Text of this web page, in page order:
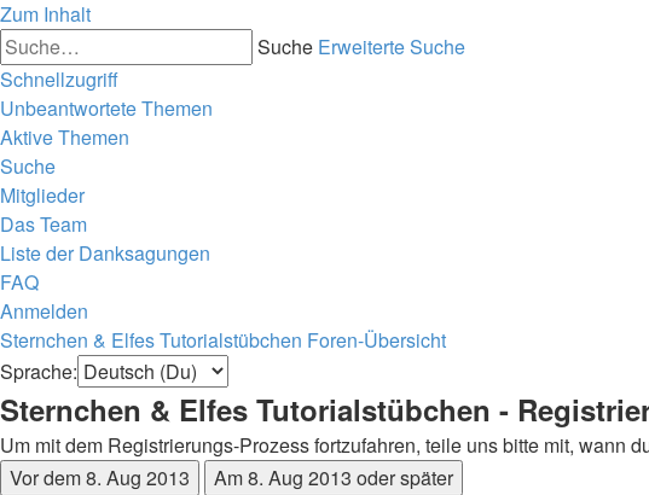
Zum Inhalt
Suche Erweiterte Suche
Schnellzugriff
Unbeantwortete Themen
Aktive Themen
Suche
Mitglieder
Das Team
Liste der Danksagungen
FAQ
Anmelden
Sternchen & Elfes Tutorialstübchen Foren-Übersicht
Sprache:
Sternchen & Elfes Tutorialstübchen -
Um mit dem Registrierungs-Prozess fortzufahren, teile uns bitte mit, wann